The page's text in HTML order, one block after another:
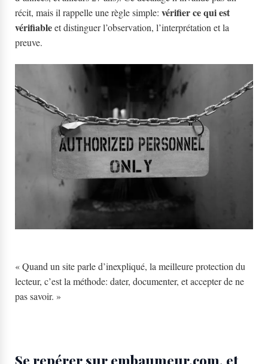
récit, mais il rappelle une règle simple: vérifier ce qui est
vérifiableet distinguer l’observation, l’interprétation et la
preuve.
« Quand un site parle d’inexpliqué, la meilleure protection du
lecteur, c’est la méthode: dater, documenter, et accepter de ne
pas savoir. »